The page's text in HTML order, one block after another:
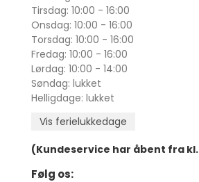
Tirsdag: 10:00 - 16:00
Onsdag: 10:00 - 16:00
Torsdag: 10:00 - 16:00
Fredag: 10:00 - 16:00
Lørdag: 10:00 - 14:00
Søndag: lukket
Helligdage: lukket
Vis ferielukkedage
(Kundeservice har åbent fra
Følg os: